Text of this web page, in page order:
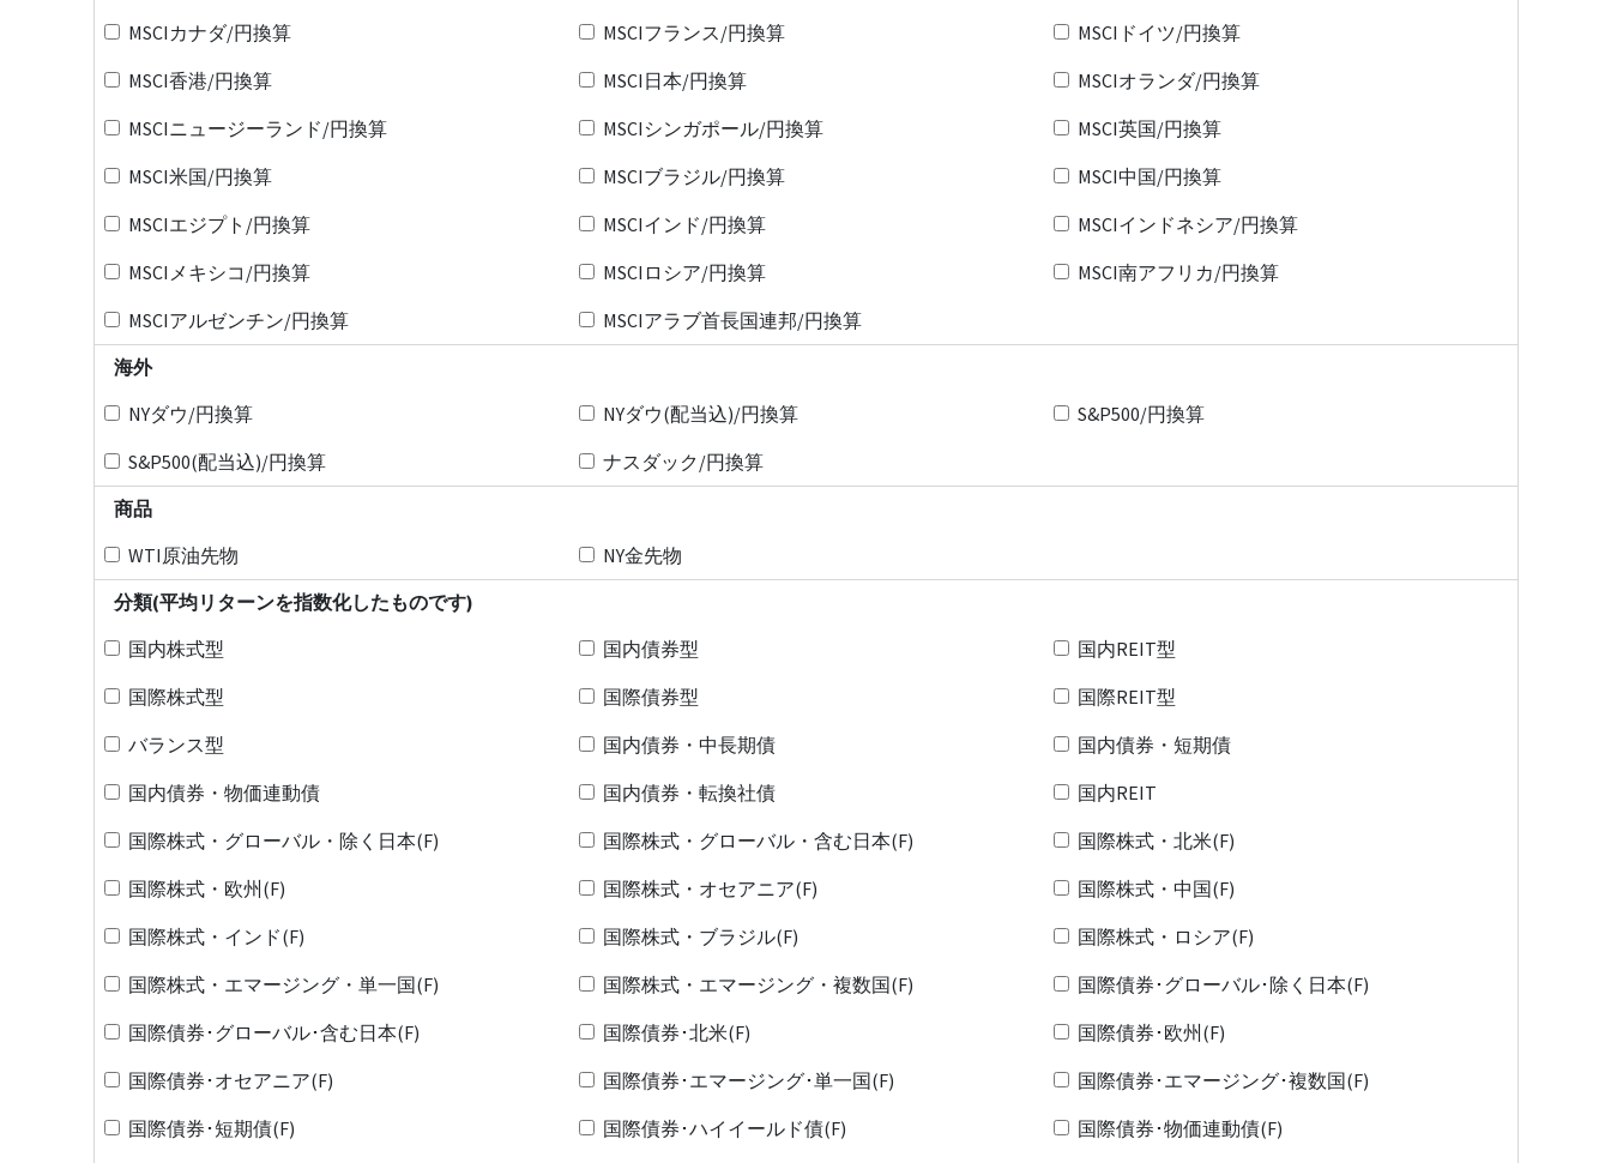
MSCIカナダ/円換算
MSCIフランス/円換算
MSCIドイツ/円換算
MSCI香港/円換算
MSCI日本/円換算
MSCIオランダ/円換算
MSCIニュージーランド/円換算
MSCIシンガポール/円換算
MSCI英国/円換算
MSCI米国/円換算
MSCIブラジル/円換算
MSCI中国/円換算
MSCIエジプト/円換算
MSCIインド/円換算
MSCIインドネシア/円換算
MSCIメキシコ/円換算
MSCIロシア/円換算
MSCI南アフリカ/円換算
MSCIアルゼンチン/円換算
MSCIアラブ首長国連邦/円換算
海外
NYダウ/円換算
NYダウ(配当込)/円換算
S&P500/円換算
S&P500(配当込)/円換算
ナスダック/円換算
商品
WTI原油先物
NY金先物
分類(平均リターンを指数化したものです)
国内株式型
国内債券型
国内REIT型
国際株式型
国際債券型
国際REIT型
バランス型
国内債券・中長期債
国内債券・短期債
国内債券・物価連動債
国内債券・転換社債
国内REIT
国際株式・グローバル・除く日本(F)
国際株式・グローバル・含む日本(F)
国際株式・北米(F)
国際株式・欧州(F)
国際株式・オセアニア(F)
国際株式・中国(F)
国際株式・インド(F)
国際株式・ブラジル(F)
国際株式・ロシア(F)
国際株式・エマージング・単一国(F)
国際株式・エマージング・複数国(F)
国際債券･グローバル･除く日本(F)
国際債券･グローバル･含む日本(F)
国際債券･北米(F)
国際債券･欧州(F)
国際債券･オセアニア(F)
国際債券･エマージング･単一国(F)
国際債券･エマージング･複数国(F)
国際債券･短期債(F)
国際債券･ハイイールド債(F)
国際債券･物価連動債(F)